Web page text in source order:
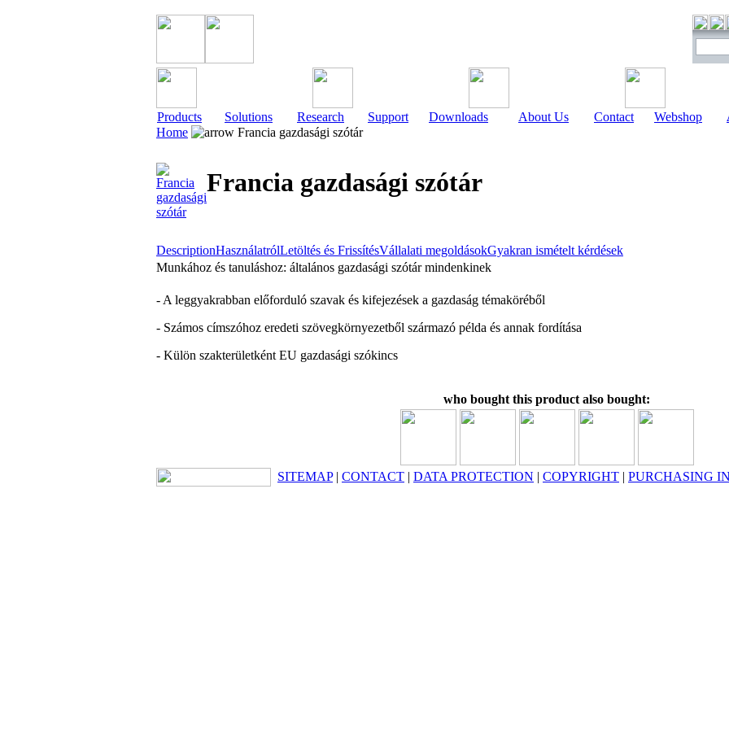
Products Solutions Research Support Downloads About Us Contact Webshop
Home
Francia gazdasági szótár
Francia gazdasági szótár
DescriptionHasználatrólLetöltés és FrissítésVállalati megoldásokGyakran ismételt kérdések
Munkához és tanuláshoz: általános gazdasági szótár mindenkinek
- A leggyakrabban előforduló szavak és kifejezések a gazdaság témaköréből
- Számos címszóhoz eredeti szövegkörnyezetből származó példa és annak fordítása
- Külön szakterületként EU gazdasági szókincs
who bought this product also bought:
SITEMAP| CONTACT | DATA PROTECTION | COPYRIGHT | PURCHASING